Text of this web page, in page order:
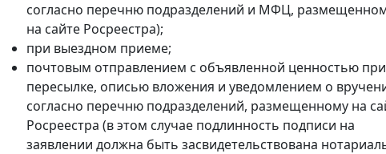
согласно перечню подразделений и МФЦ,
на сайте Росреестра);
при выездном приеме;
почтовым отправлением с объявленной ценностью при
пересылке, описью вложения и уведомлением о
согласно перечню подразделений, размещенному на
Росреестра (в этом случае подлинность подписи на
заявлении должна быть засвидетельствована